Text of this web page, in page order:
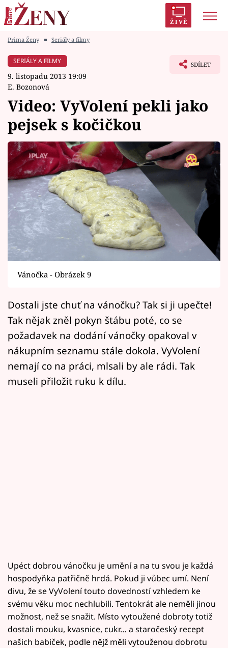
ŽIVĚ
Módní alarm
Témata
Celebrity
Vztahy
Seriály
Horoskopy
Sledujte prima+
Filmový festival Karlovy Vary
Pořady
Mámy sobě
Přihlášení
Prima Ženy ■ Seriály a filmy
SERIÁLY A FILMY
9. listopadu 2013 19:09
E. Bozonová
SDÍLET
Video: VyVolení pekli jako
pejsek s kočičkou
Vánočka - Obrázek 9
Dostali jste chuť na vánočku? Tak si ji upečte!
Tak nějak zněl pokyn štábu poté, co se
požadavek na dodání vánočky opakoval v
nákupním seznamu stále dokola. VyVolení
nemají co na práci, mlsali by ale rádi. Tak
museli přiložit ruku k dílu.
Upéct dobrou vánočku je umění a na tu svou je každá
hospodyňka patřičně hrdá. Pokud ji vůbec umí. Není
divu, že se VyVolení touto dovedností vzhledem ke
svému věku moc nechlubili. Tentokrát ale neměli jinou
možnost, než se snažit. Místo vytoužené dobroty totiž
dostali mouku, kvasnice, cukr… a staročeský recept
našich babiček, podle nějž měli vytouženou dobrotu